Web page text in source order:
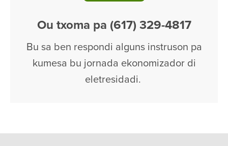
Ou txoma pa (617) 329-4817
Bu sa ben respondi alguns instruson pa
kumesa bu jornada ekonomizador di
eletresidadi.